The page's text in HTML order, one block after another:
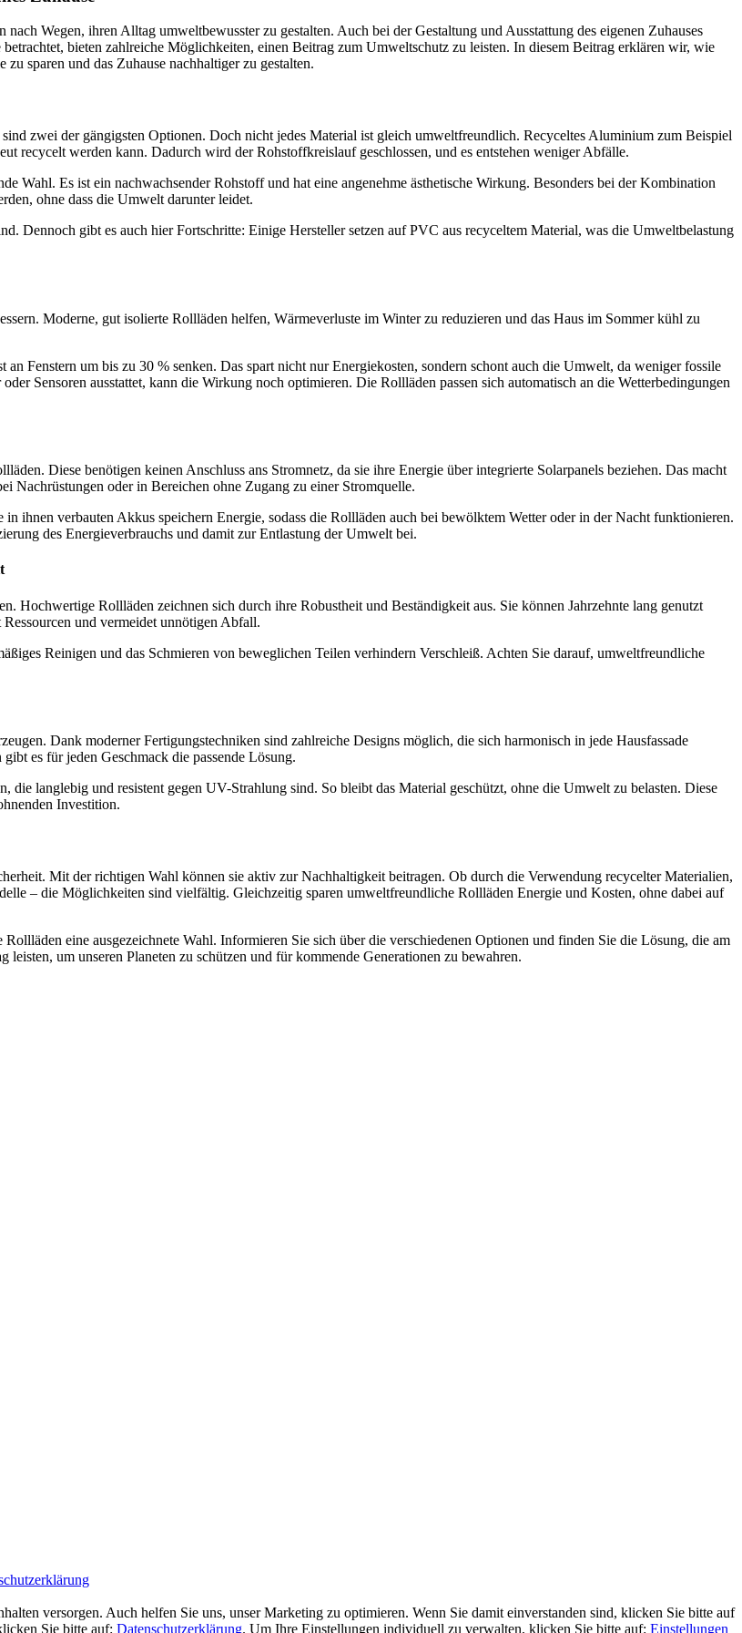
Wegen, ihren Alltag umweltbewusster zu gestalten. Auch bei der Gestaltung und Ausstattung des eigenen Zuhauses
bieten zahlreiche Möglichkeiten, einen Beitrag zum Umweltschutz zu leisten. In diesem Beitrag erklären wir, wie
sparen und das Zuhause nachhaltiger zu gestalten.
zwei der gängigsten Optionen. Doch nicht jedes Material ist gleich umweltfreundlich. Recyceltes Aluminium zum Beispiel
recycelt werden kann. Dadurch wird der Rohstoffkreislauf geschlossen, und es entstehen weniger Abfälle.
Wahl. Es ist ein nachwachsender Rohstoff und hat eine angenehme ästhetische Wirkung. Besonders bei der Kombination
ohne dass die Umwelt darunter leidet.
Dennoch gibt es auch hier Fortschritte: Einige Hersteller setzen auf PVC aus recyceltem Material, was die Umweltbelastung
Moderne, gut isolierte Rollläden helfen, Wärmeverluste im Winter zu reduzieren und das Haus im Sommer kühl zu
Fenstern um bis zu 30 % senken. Das spart nicht nur Energiekosten, sondern schont auch die Umwelt, da weniger fossile
Sensoren ausstattet, kann die Wirkung noch optimieren. Die Rollläden passen sich automatisch an die Wetterbedingungen
Diese benötigen keinen Anschluss ans Stromnetz, da sie ihre Energie über integrierte Solarpanels beziehen. Das macht
Nachrüstungen oder in Bereichen ohne Zugang zu einer Stromquelle.
ihnen verbauten Akkus speichern Energie, sodass die Rollläden auch bei bewölktem Wetter oder in der Nacht funktionieren.
des Energieverbrauchs und damit zur Entlastung der Umwelt bei.
Hochwertige Rollläden zeichnen sich durch ihre Robustheit und Beständigkeit aus. Sie können Jahrzehnte lang genutzt
und vermeidet unnötigen Abfall.
Reinigen und das Schmieren von beweglichen Teilen verhindern Verschleiß. Achten Sie darauf, umweltfreundliche
Dank moderner Fertigungstechniken sind zahlreiche Designs möglich, die sich harmonisch in jede Hausfassade
es für jeden Geschmack die passende Lösung.
langlebig und resistent gegen UV-Strahlung sind. So bleibt das Material geschützt, ohne die Umwelt zu belasten. Diese
Investition.
Mit der richtigen Wahl können sie aktiv zur Nachhaltigkeit beitragen. Ob durch die Verwendung recycelter Materialien,
– die Möglichkeiten sind vielfältig. Gleichzeitig sparen umweltfreundliche Rollläden Energie und Kosten, ohne dabei auf
eine ausgezeichnete Wahl. Informieren Sie sich über die verschiedenen Optionen und finden Sie die Lösung, die am
um unseren Planeten zu schützen und für kommende Generationen zu bewahren.
versorgen. Auch helfen Sie uns, unser Marketing zu optimieren. Wenn Sie damit einverstanden sind, klicken Sie bitte auf
Sie bitte auf: Datenschutzerklärung. Um Ihre Einstellungen individuell zu verwalten, klicken Sie bitte auf: Einstellungen